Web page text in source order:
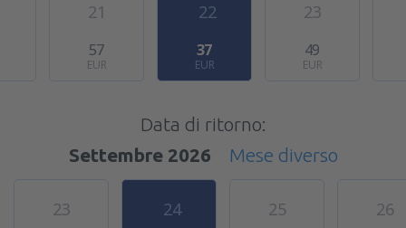
21
57
EUR
22
37
EUR
23
49
EUR
Data di ritorno:
Settembre 2026
Mese diverso
23 24 25 26